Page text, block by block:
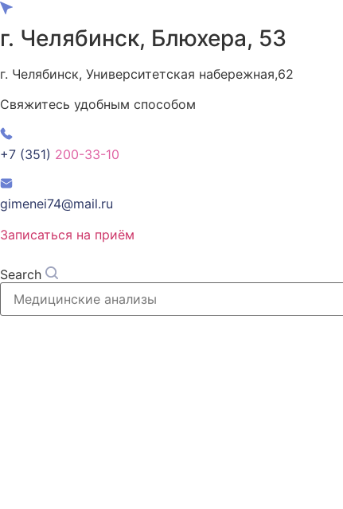
Перейти
содержимому
г. Челябинск, Блюхера, 53
г. Челябинск, Университетская набережная,62
Свяжитесь удобным способом
+7 (351) 200-33-10
gimenei74@mail.ru
Записаться на приём
Search